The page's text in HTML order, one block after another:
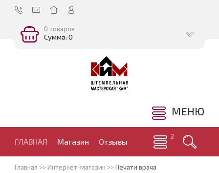
0 товаров
Сумма: 0
МЕНЮ
ГЛАВНАЯ Магазин Отзывы
Главная >>Интернет-магазин >>Печати врача